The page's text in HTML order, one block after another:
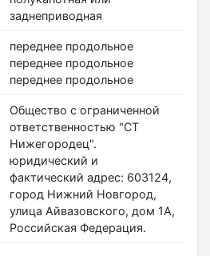
заднеприводная
переднее продольное
переднее продольное
переднее продольное
Общество с ограниченной
ответственностью "СТ
Нижегородец".
юридический и
фактический адрес: 603124,
город Нижний Новгород,
улица Айвазовского, дом 1А,
Российская Федерация.